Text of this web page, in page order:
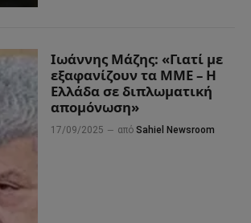
Ιωάννης Μάζης: «Γιατί με
εξαφανίζουν τα ΜΜΕ – Η
Ελλάδα σε διπλωματική
απομόνωση»
17/09/2025 από Sahiel Newsroom